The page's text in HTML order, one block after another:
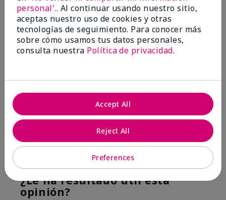
Love it so much I buy it for my
gals
EnviadoHace 7 meses
porJenniferD
Evaluado en
marykay.com/en-us/
I love the Ultimate mascara. It's flattering and
practically foolproof. I gifted it to my daughter and
Mostrar Traducción
Sí, recomendaría a un amigo
¿Le ha resultado útil esta
opinión?
personal'.. Al continuar usando nuestro sitio,
aceptas nuestro uso de cookies y otras
tecnologías de seguimiento. Para conocer más
sobre cómo usamos tus datos personales,
consulta nuestra Política de privacidad.
Preferences
Reject All
Accept All